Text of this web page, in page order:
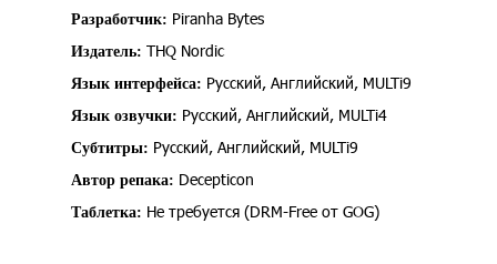
Разработчик: Piranha Bytes
Издатель: THQ Nordic
Язык интерфейса: Русский, Английский, MULTi9
Язык озвучки: Русский, Английский, MULTi4
Субтитры: Русский, Английский, MULTi9
Автор репака: Decepticon
Таблетка: Не требуется (DRM-Free от GOG)